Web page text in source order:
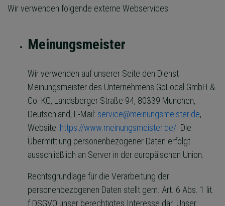
Wir verwenden folgende externe Webservices:
Meinungsmeister
Wir verwenden auf unserer Seite den Dienst
Meinungsmeister des Unternehmens GoLocal GmbH &
Co. KG, Landsberger Straße 94, 80339 München,
Deutschland, E-Mail: service@meinungsmeister.de,
Website: https://www.meinungsmeister.de/ . Die
Übermittlung personenbezogener Daten erfolgt
ausschließlich an Server in der europäischen Union.
Rechtsgrundlage für die Verarbeitung der
personenbezogenen Daten stellt gem. Art. 6 Abs. 1 lit.
f DSGVO unser berechtigtes Interesse dar. Unser